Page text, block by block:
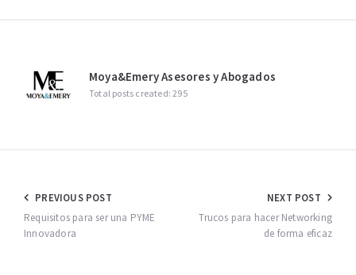
Moya&Emery Asesores y Abogados
Total posts created: 295
Navegación
de
PREVIOUS POST
Requisitos para ser una PYME
Innovadora
NEXT POST
Trucos para hacer Networking
de forma eficaz